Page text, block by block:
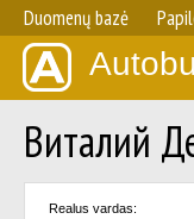
Duomenų bazė
Виталий
Realus vardas: